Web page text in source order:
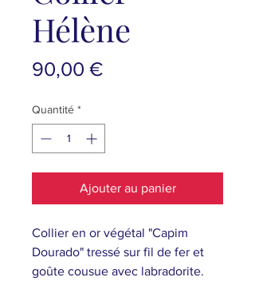
Hélène
90,00 €Prix
Quantité *
Ajouter au panier
Collier en or végétal "Capim
Dourado" tressé sur fil de fer et
goûte cousue avec labradorite.